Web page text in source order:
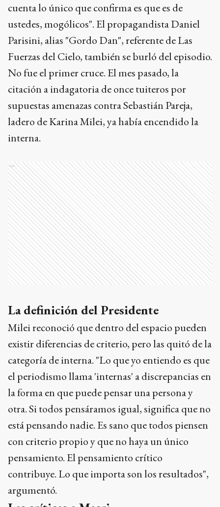
cuenta lo único que confirma es que es de
ustedes, mogólicos". El propagandista Daniel
Parisini, alias "Gordo Dan", referente de Las
Fuerzas del Cielo, también se burló del episodio.
No fue el primer cruce. El mes pasado, la
citación a indagatoria de once tuiteros por
supuestas amenazas contra Sebastián Pareja,
ladero de Karina Milei, ya había encendido la
interna.
Ads
La definición del Presidente
Milei reconoció que dentro del espacio pueden
existir diferencias de criterio, pero las quitó de la
categoría de interna. "Lo que yo entiendo es que
el periodismo llama 'internas' a discrepancias en
la forma en que puede pensar una persona y
otra. Si todos pensáramos igual, significa que no
está pensando nadie. Es sano que todos piensen
con criterio propio y que no haya un único
pensamiento. El pensamiento crítico
contribuye. Lo que importa son los resultados",
argumentó.